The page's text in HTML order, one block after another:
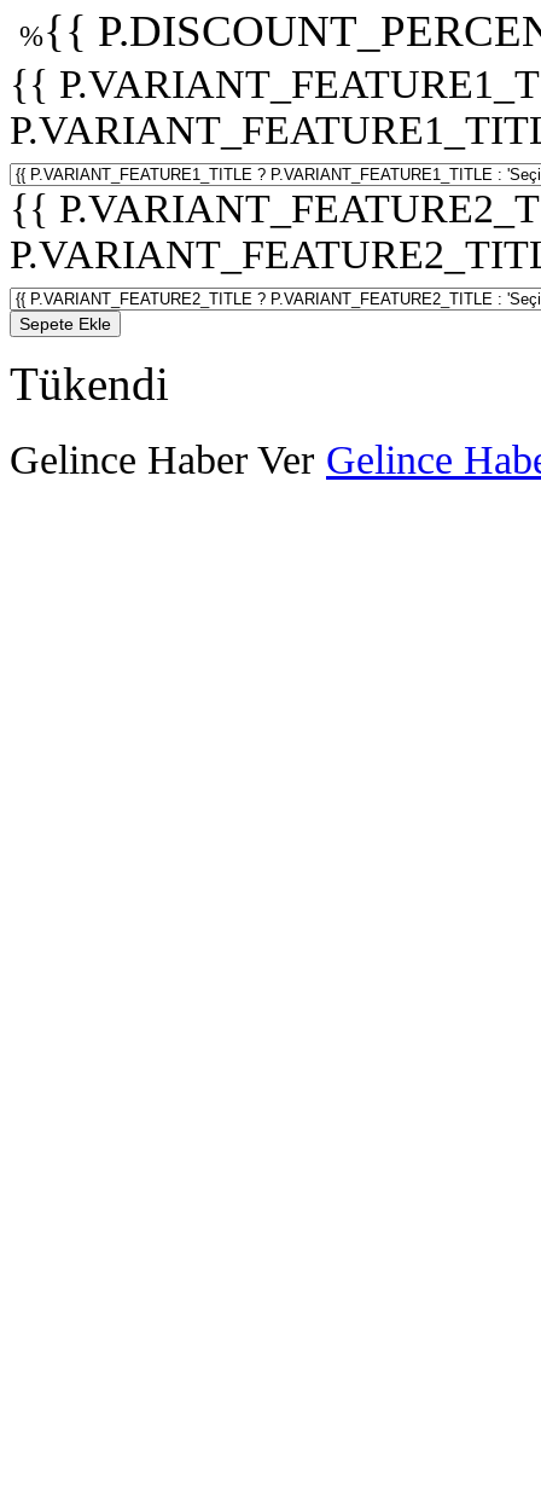
%{{
{{
{{
Sepete Ekle
Tükendi
Gelince Haber Ver Gelince